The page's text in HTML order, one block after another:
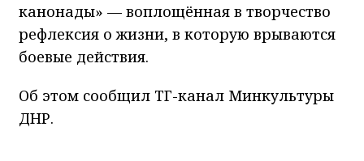
канонады» — воплощённая в творчество
рефлексия о жизни, в которую врываются
боевые действия.
Об этом сообщил ТГ-канал Минкультуры
ДНР.